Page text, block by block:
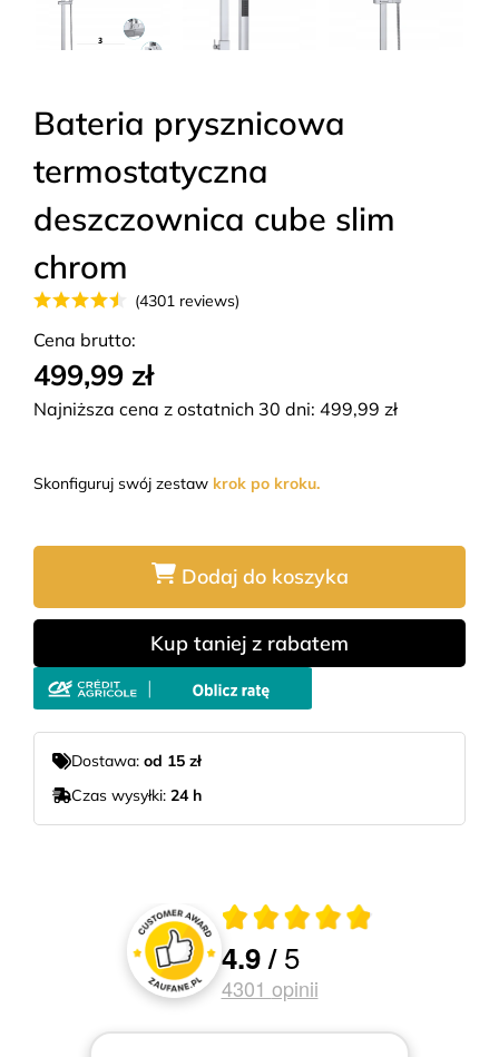
Bateria prysznicowa
termostatyczna
deszczownica cube slim
chrom
(4301 reviews)
Cena brutto:
499,99 zł
Najniższa cena z ostatnich 30 dni: 499,99 zł
Skonfiguruj swój zestaw krok po kroku.
Dodaj do koszyka
Kup taniej z rabatem
Dostawa: od 15 zł
Czas wysyłki: 24 h
Oceny i recenzje klientów
Średnia ocena 4.9 z 5
4.9/5
4301 opinii